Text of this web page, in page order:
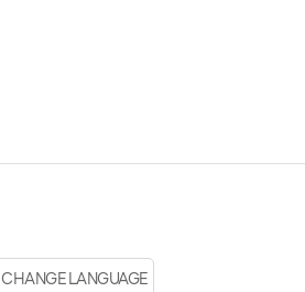
CHANGE LANGUAGE